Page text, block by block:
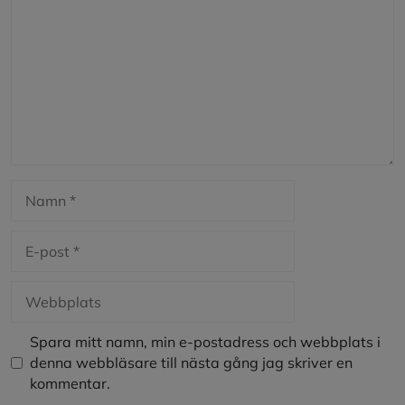
post
Spara mitt namn, min e-postadress och webbplats i
denna webbläsare till nästa gång jag skriver en
kommentar.